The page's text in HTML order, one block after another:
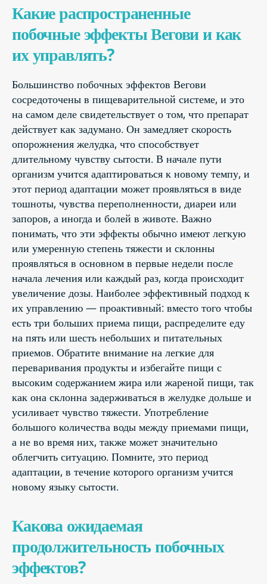
Какие распространенные
побочные эффекты Вегови и как
их управлять?
Большинство побочных эффектов Вегови
сосредоточены в пищеварительной системе, и это
на самом деле свидетельствует о том, что препарат
действует как задумано. Он замедляет скорость
опорожнения желудка, что способствует
длительному чувству сытости. В начале пути
организм учится адаптироваться к новому темпу, и
этот период адаптации может проявляться в виде
тошноты, чувства переполненности, диареи или
запоров, а иногда и болей в животе. Важно
понимать, что эти эффекты обычно имеют легкую
или умеренную степень тяжести и склонны
проявляться в основном в первые недели после
начала лечения или каждый раз, когда происходит
увеличение дозы. Наиболее эффективный подход к
их управлению — проактивный: вместо того чтобы
есть три больших приема пищи, распределите еду
на пять или шесть небольших и питательных
приемов. Обратите внимание на легкие для
переваривания продукты и избегайте пищи с
высоким содержанием жира или жареной пищи, так
как она склонна задерживаться в желудке дольше и
усиливает чувство тяжести. Употребление
большого количества воды между приемами пищи,
а не во время них, также может значительно
облегчить ситуацию. Помните, это период
адаптации, в течение которого организм учится
новому языку сытости.
Какова ожидаемая
продолжительность побочных
эффектов?